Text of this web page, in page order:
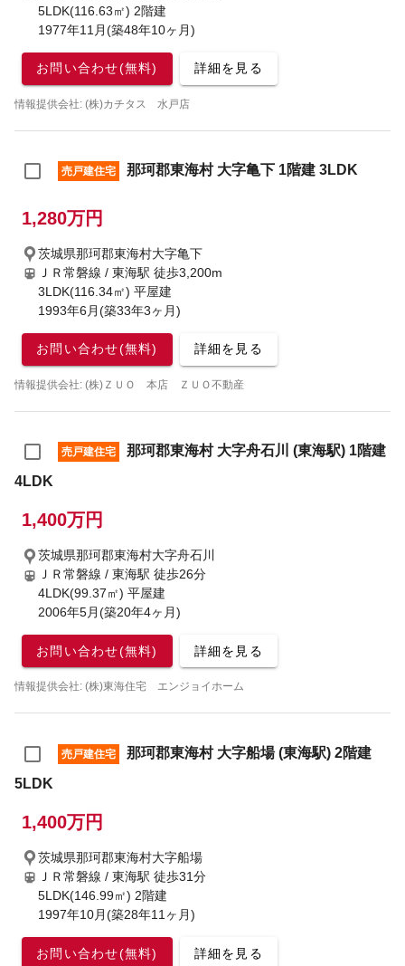
5LDK(116.63㎡) 2階建
1977年11月(築48年10ヶ月)
お問い合わせ(無料) 詳細を見る
情報提供会社: (株)カチタス 水戸店
売戸建住宅 那珂郡東海村 大字亀下 1階建 3LDK
1,280万円
茨城県那珂郡東海村大字亀下
ＪＲ常磐線 / 東海駅 徒歩3,200m
3LDK(116.34㎡) 平屋建
1993年6月(築33年3ヶ月)
お問い合わせ(無料) 詳細を見る
情報提供会社: (株)ＺＵＯ 本店 ＺＵＯ不動産
売戸建住宅
那珂郡東海村 大字舟石川 (東海駅) 1階建
4LDK
1,400万円
茨城県那珂郡東海村大字舟石川
ＪＲ常磐線 / 東海駅 徒歩26分
4LDK(99.37㎡) 平屋建
2006年5月(築20年4ヶ月)
お問い合わせ(無料) 詳細を見る
情報提供会社: (株)東海住宅 エンジョイホーム
売戸建住宅
那珂郡東海村 大字船場 (東海駅) 2階建
5LDK
1,400万円
茨城県那珂郡東海村大字船場
ＪＲ常磐線 / 東海駅 徒歩31分
5LDK(146.99㎡) 2階建
1997年10月(築28年11ヶ月)
お問い合わせ(無料) 詳細を見る